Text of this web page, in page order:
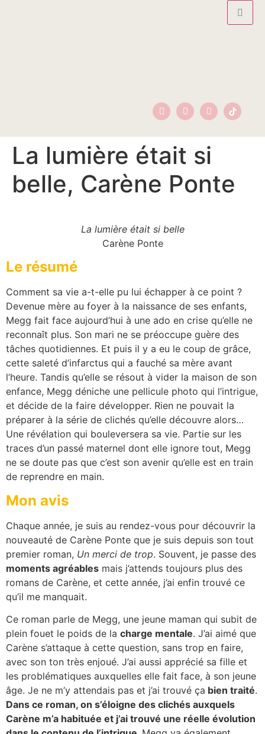
La lumière était si
belle, Carène Ponte
La lumière était si belle
Carène Ponte
Le résumé
Comment sa vie a-t-elle pu lui échapper à ce point ?
Devenue mère au foyer à la naissance de ses enfants,
Megg fait face aujourd’hui à une ado en crise qu’elle ne
reconnaît plus. Son mari ne se préoccupe guère des
tâches quotidiennes. Et puis il y a eu le coup de grâce,
cette saleté d’infarctus qui a fauché sa mère avant
l’heure. Tandis qu’elle se résout à vider la maison de son
enfance, Megg déniche une pellicule photo qui l’intrigue,
et décide de la faire développer. Rien ne pouvait la
préparer à la série de clichés qu’elle découvre alors…
Une révélation qui bouleversera sa vie. Partie sur les
traces d’un passé maternel dont elle ignore tout, Megg
ne se doute pas que c’est son avenir qu’elle est en train
de reprendre en main.
Mon avis
Chaque année, je suis au rendez-vous pour découvrir la
nouveauté de Carène Ponte que je suis depuis son tout
premier roman, Un merci de trop. Souvent, je passe des
moments agréables mais j’attends toujours plus des
romans de Carène, et cette année, j’ai enfin trouvé ce
qu’il me manquait.
Ce roman parle de Megg, une jeune maman qui subit de
plein fouet le poids de la charge mentale. J’ai aimé que
Carène s’attaque à cette question, sans trop en faire,
avec son ton très enjoué. J’ai aussi apprécié sa fille et
les problématiques auxquelles elle fait face, à son jeune
âge. Je ne m’y attendais pas et j’ai trouvé ça bien traité.
Dans ce roman, on s’éloigne des clichés auxquels
Carène m’a habituée et j’ai trouvé une réelle évolution